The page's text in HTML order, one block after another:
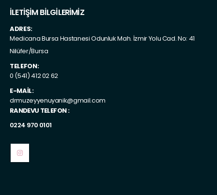
İLETİŞİM BİLGİLERİMİZ
ADRES:
Medicana Bursa Hastanesi Odunluk Mah. İzmir Yolu Cad. No: 41
Nilüfer/Bursa
TELEFON:
0 (541) 412 02 62
E-MAIL:
drmuzeyyenuyanik@gmail.com
RANDEVU TELEFON :
0224 970 0101